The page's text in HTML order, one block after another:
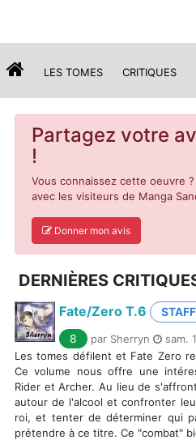
LES TOMES CRITIQUES
Partagez votre
!
Vous connaissez cette oeuvre
avec les visiteurs de Manga
Donner mon avis
DERNIÈRES
Fate/Zero T.6
STAFF
8
par Sherryn sam.
Les tomes défilent et Fate Zero
Ce volume nous offre une
Rider et Archer. Au lieu de
autour de l'alcool et confronter
roi, et tenter de déterminer qui
prétendre à ce titre. Ce "combat"